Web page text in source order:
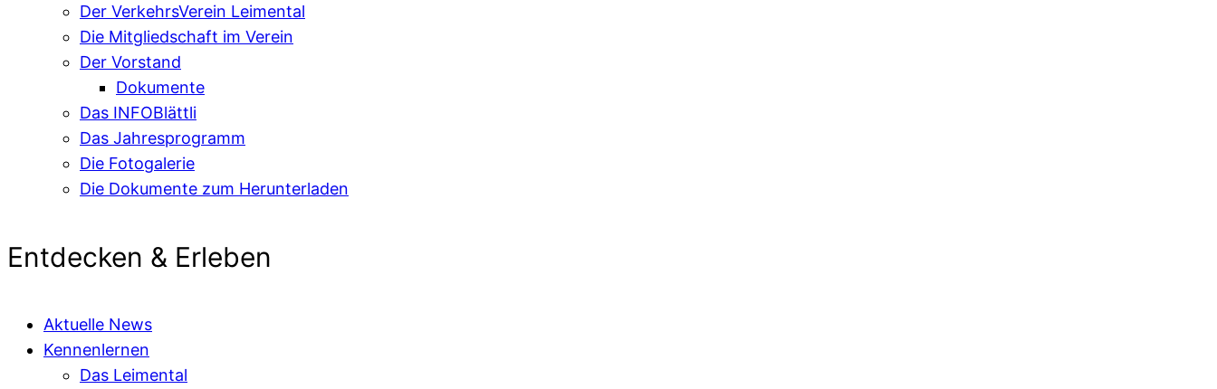
Der VerkehrsVerein Leimental
Die Mitgliedschaft im Verein
Der Vorstand
Dokumente
Das INFOBlättli
Das Jahresprogramm
Die Fotogalerie
Die Dokumente zum Herunterladen
Entdecken & Erleben
Aktuelle News
Kennenlernen
Das Leimental